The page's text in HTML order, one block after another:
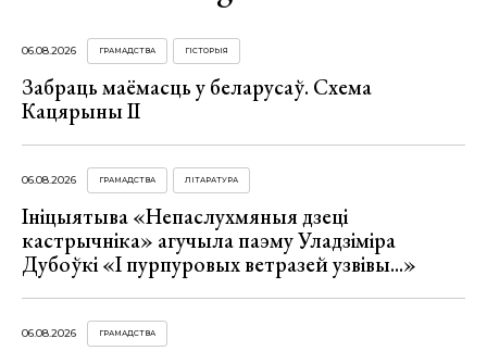
06.08.2026 ГРАМАДСТВА ГІСТОРЫЯ
Забраць маёмасць у беларусаў. Схема
Кацярыны ІІ
06.08.2026 ГРАМАДСТВА ЛІТАРАТУРА
Ініцыятыва «Непаслухмяныя дзеці
кастрычніка» агучыла паэму Уладзіміра
Дубоўкі «І пурпуровых ветразей узвівы...»
06.08.2026 ГРАМАДСТВА